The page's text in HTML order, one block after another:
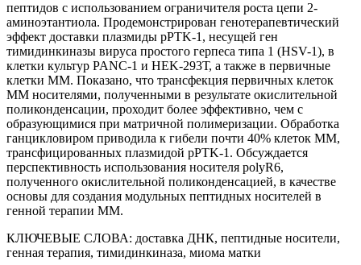
пептидов с использованием ограничителя роста цепи 2-
аминоэтантиола. Продемонстрирован генотерапевтический
эффект доставки плазмиды pPTK-1, несущей ген
тимидинкиназы вируса простого герпеса типа 1 (HSV-1), в
клетки культур PANC-1 и HEK-293Т, а также в первичные
клетки ММ. Показано, что трансфекция первичных клеток
ММ носителями, полученными в результате окислительной
поликонденсации, проходит более эффективно, чем с
образующимися при матричной полимеризации. Обработка
ганцикловиром приводила к гибели почти 40% клеток ММ,
трансфицированных плазмидой pPTK-1. Обсуждается
перспективность использования носителя polyR6,
полученного окислительной поликонденсацией, в качестве
основы для создания модульных пептидных носителей в
генной терапии ММ.
КЛЮЧЕВЫЕ СЛОВА: доставка ДНК, пептидные носители,
генная терапия, тимидинкиназа, миома матки